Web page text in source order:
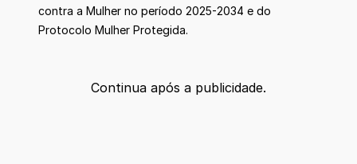
contra a Mulher no período 2025-2034 e do
Protocolo Mulher Protegida.
Continua após a publicidade.